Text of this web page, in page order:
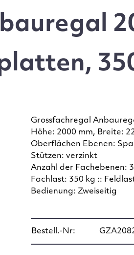
Grossfachregal
Höhe: 2000 mm, Breite:
Oberflächen Ebenen:
Stützen: verzinkt
Anzahl der Fachebenen:
Fachlast: 350 kg ::
Bedienung: Zweiseitig
Bestell.-Nr: